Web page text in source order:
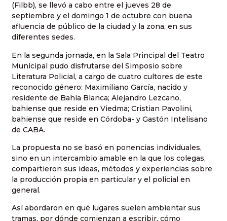
(Filbb), se llevó a cabo entre el jueves 28 de
septiembre y el domingo 1 de octubre con buena
afluencia de público de la ciudad y la zona, en sus
diferentes sedes.
En la segunda jornada, en la Sala Principal del Teatro
Municipal pudo disfrutarse del Simposio sobre
Literatura Policial, a cargo de cuatro cultores de este
reconocido género: Maximiliano García, nacido y
residente de Bahía Blanca; Alejandro Lezcano,
bahiense que reside en Viedma; Cristian Pavolini,
bahiense que reside en Córdoba- y Gastón Intelisano
de CABA.
La propuesta no se basó en ponencias individuales,
sino en un intercambio amable en la que los colegas,
compartieron sus ideas, métodos y experiencias sobre
la producción propia en particular y el policial en
general.
Así abordaron en qué lugares suelen ambientar sus
tramas, por dónde comienzan a escribir, cómo